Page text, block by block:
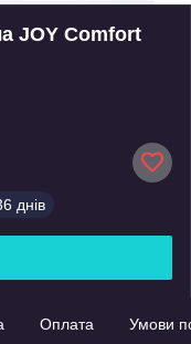
JOY Comfort
днів
Оплата Умови